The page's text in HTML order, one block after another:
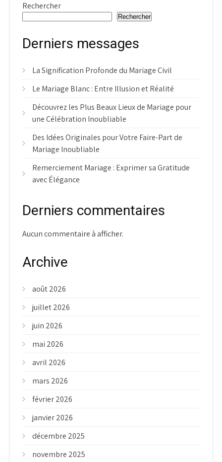
Rechercher
Rechercher
Derniers messages
La Signification Profonde du Mariage Civil
Le Mariage Blanc : Entre Illusion et Réalité
Découvrez les Plus Beaux Lieux de Mariage pour
une Célébration Inoubliable
Des Idées Originales pour Votre Faire-Part de
Mariage Inoubliable
Remerciement Mariage : Exprimer sa Gratitude
avec Élégance
Derniers commentaires
Aucun commentaire à afficher.
Archive
août 2026
juillet 2026
juin 2026
mai 2026
avril 2026
mars 2026
février 2026
janvier 2026
décembre 2025
novembre 2025